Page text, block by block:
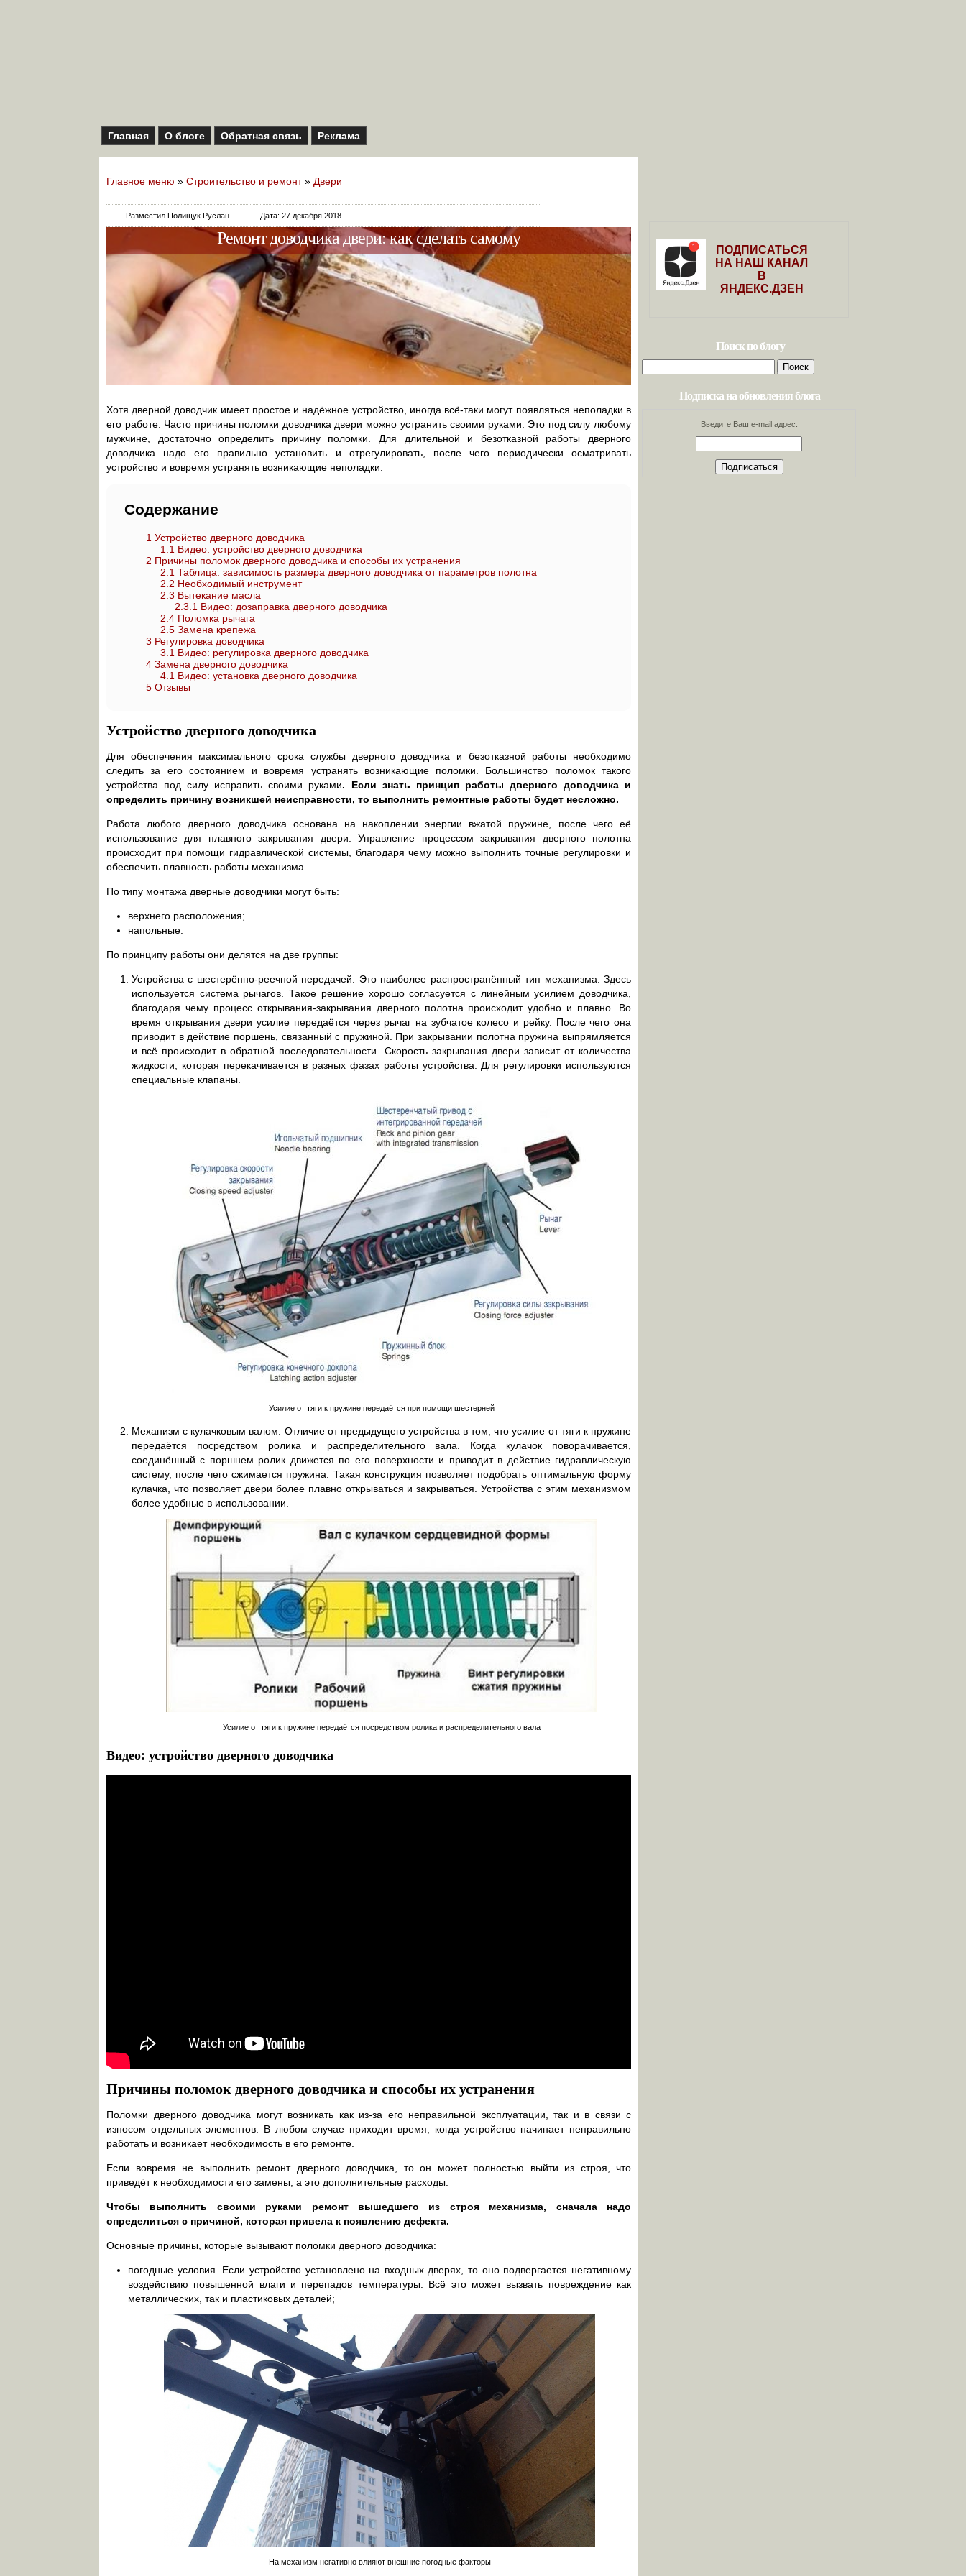
Главная О блоге Обратная связь Реклама
Главное меню » Строительство и ремонт» Двери
Разместил Полищук Руслан Дата: 27 декабря 2018
Ремонт доводчика двери: как сделать самому
Хотя дверной доводчик имеет простое и надёжное устройство, иногда всё-таки могут появляться неполадки в
его работе. Часто причины поломки доводчика двери можно устранить своими руками. Это под силу любому
мужчине, достаточно определить причину поломки. Для длительной и безотказной работы дверного
доводчика надо его правильно установить и отрегулировать, после чего периодически осматривать
устройство и вовремя устранять возникающие неполадки.
Содержание
1 Устройство дверного доводчика
1.1 Видео: устройство дверного доводчика
2 Причины поломок дверного доводчика и способы их устранения
2.1 Таблица: зависимость размера дверного доводчика от параметров полотна
2.2 Необходимый инструмент
2.3 Вытекание масла
2.3.1 Видео: дозаправка дверного доводчика
2.4 Поломка рычага
2.5 Замена крепежа
3 Регулировка доводчика
3.1 Видео: регулировка дверного доводчика
4 Замена дверного доводчика
4.1 Видео: установка дверного доводчика
5 Отзывы
Устройство дверного доводчика
Для обеспечения максимального срока службы дверного доводчика и безотказной работы необходимо
следить за его состоянием и вовремя устранять возникающие поломки. Большинство поломок такого
устройства под силу исправить своими руками. Если знать принцип работы дверного доводчика и
определить причину возникшей неисправности, то выполнить ремонтные работы будет несложно.
Работа любого дверного доводчика основана на накоплении энергии вжатой пружине, после чего её
использование для плавного закрывания двери. Управление процессом закрывания дверного полотна
происходит при помощи гидравлической системы, благодаря чему можно выполнить точные регулировки и
обеспечить плавность работы механизма.
По типу монтажа дверные доводчики могут быть:
верхнего расположения;
напольные.
По принципу работы они делятся на две группы:
Устройства с шестерённо-реечной передачей. Это наиболее распространённый тип механизма. Здесь
используется система рычагов. Такое решение хорошо согласуется с линейным усилием доводчика,
благодаря чему процесс открывания-закрывания дверного полотна происходит удобно и плавно. Во
время открывания двери усилие передаётся через рычаг на зубчатое колесо и рейку. После чего она
приводит в действие поршень, связанный с пружиной. При закрывании полотна пружина выпрямляется
и всё происходит в обратной последовательности. Скорость закрывания двери зависит от количества
жидкости, которая перекачивается в разных фазах работы устройства. Для регулировки используются
специальные клапаны.
Усилие от тяги к пружине передаётся при помощи шестерней
Механизм с кулачковым валом. Отличие от предыдущего устройства в том, что усилие от тяги к пружине
передаётся посредством ролика и распределительного вала. Когда кулачок поворачивается,
соединённый с поршнем ролик движется по его поверхности и приводит в действие гидравлическую
систему, после чего сжимается пружина. Такая конструкция позволяет подобрать оптимальную форму
кулачка, что позволяет двери более плавно открываться и закрываться. Устройства с этим механизмом
более удобные в использовании.
Усилие от тяги к пружине передаётся посредством ролика и распределительного вала
Видео: устройство дверного доводчика
Причины поломок дверного доводчика и способы их устранения
Поломки дверного доводчика могут возникать как из-за его неправильной эксплуатации, так и в связи с
износом отдельных элементов. В любом случае приходит время, когда устройство начинает неправильно
работать и возникает необходимость в его ремонте.
Если вовремя не выполнить ремонт дверного доводчика, то он может полностью выйти из строя, что
приведёт к необходимости его замены, а это дополнительные расходы.
Чтобы выполнить своими руками ремонт вышедшего из строя механизма, сначала надо
определиться с причиной, которая привела к появлению дефекта.
Основные причины, которые вызывают поломки дверного доводчика:
погодные условия. Если устройство установлено на входных дверях, то оно подвергается негативному
воздействию повышенной влаги и перепадов температуры. Всё это может вызвать повреждение как
металлических, так и пластиковых деталей;
На механизм негативно влияют внешние погодные факторы
ПОДПИСАТЬСЯ
НА НАШ КАНАЛ
В
ЯНДЕКС.ДЗЕН
Поиск по блогу
Найти:
Подписка на обновления блога
Введите Ваш e-mail адрес: